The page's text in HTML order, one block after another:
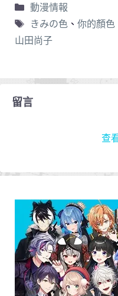
動漫情報
きみの色、 你的顏色
山田尚子
留言
查